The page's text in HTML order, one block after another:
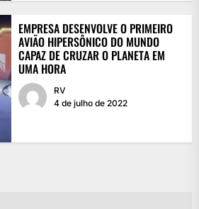
EMPRESA DESENVOLVE O PRIMEIRO
AVIÃO HIPERSÔNICO DO MUNDO
CAPAZ DE CRUZAR O PLANETA EM
UMA HORA
RV
4 de julho de 2022